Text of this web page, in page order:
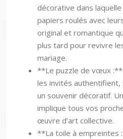
décorative dans
papiers roulés avec
original et romantique
plus tard pour revivre
mariage.
**Le puzzle de vœux :**
les invités
un souvenir décoratif.
implique tous vos
œuvre d’art collective.
**La toile à empreintes